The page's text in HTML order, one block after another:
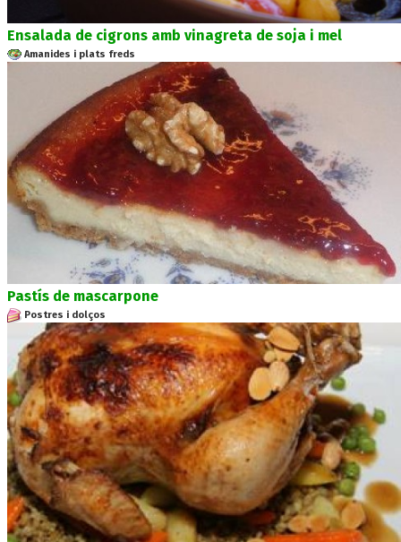
Ensalada de cigrons amb vinagreta de soja i mel
Amanides i plats freds
Pastís de mascarpone
Postres i dolços